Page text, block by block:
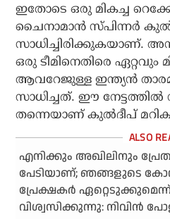
ഇതോടെ ഒരു മികച്ച
ചൈനാമാന്‍ സ്പിന്നര്‍
സാധിച്ചിരിക്കുകയാണ്.
ഒരു ടീമിനെതിരെ ഏറ്റവും
ആവറേജുള്ള ഇന്ത്യന്‍
സാധിച്ചത്. ഈ നേട്ടത്തില്‍
തന്നെയാണ് കുല്‍ദീപ്
എനിക്കും അഖിലിനും പ്രേത
പേടിയാണ്; ഞങ്ങളുടെ
പ്രേക്ഷകര്‍
വിശ്വസിക്കുന്നു: നിവിന്‍